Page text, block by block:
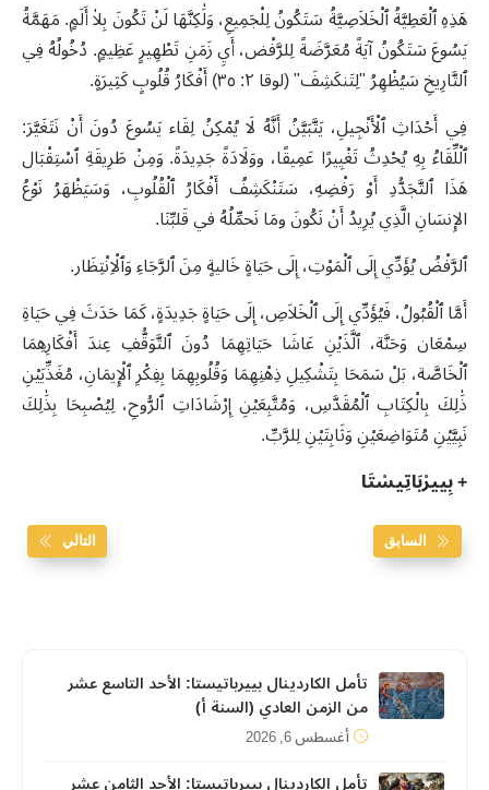
هَذِهِ ٱلْعَطِيَّةُ ٱلْخَلاَصِيَّةُ سَتَكُونُ لِلْجَمِيعِ، وَلَٰكِنَّهَا لَنْ تَكُونَ بِلاٰ أَلَمٍ. مَهَمَّةُ
يَسُوعَ سَتَكُونُ آيَةً مُعَرَّضَةً لِلرَّفْض، أَيِ زَمَنِ تَطْهِيرٍ عَظِيمٍ. دُخُولُهُ فِي
ٱلتَّارِيخِ سَيُظْهِرُ "لِتَنكَشِفَ" (لوقا ٢: ٣٥) أَفْكَارُ قُلُوبٍ كَثِيرَةٍ.
فِي أَحْدَاثِ ٱلْأَنْجِيلِ، يَتَّبَيَّنُ أَنَّهُ لَا يُمْكِنُ لِقَاء يَسُوعَ دُونَ أَنْ نَتَغَيَّرَ:
ٱلْلِّقَاءُ بِهِ يُحْدِثُ تَغْيِيرًا عَمِيقًا، ووَلَادَةً جَدِيدَةً. وَمِنْ طَرِيقَةِ ٱسْتِقْبَال
هَذَا ٱلتَّجَدُّدِ أَوْ رَفْضِهِ، سَتَنْكَشِفُ أَفْكَارُ ٱلْقُلُوبِ، وَسَيَظْهَرُ نَوْعُ
الإِنسَانِ الَّذِي يُرِيدُ أَنْ نَكُونَ ومَا نَحمِّلُهُ في قَلبِّنَا.
ٱلرَّفْضُ يُؤَدِّي إِلَى ٱلْمَوْتِ، إِلَى حَيَاةٍ خَاليةٍ مِنَ ٱلرَّجَاءِ وَٱلْاِنْتِظَار.
أَمَّا ٱلْقُبُولُ، فَيُؤَدِّي إِلَى ٱلْخَلاَصِ، إِلَى حَيَاةٍ جَدِيدَةٍ، كَمَا حَدَثَ فِي حَيَاةِ
سِمْعَان وَحَنَّة، ٱلَّذَيْنِ عَاشَا حَيَاتِهِمَا دُونَ ٱلتَّوَقُّفِ عِندَ أَفْكَارِهِمَا
ٱلْخَاصَّة، بَلْ سَمَحَا بِتَشْكِيلِ ذِهْنِهِمَا وَقُلُوبِهِمَا بِفِكْرِ ٱلْإِيمَانِ، مُغَذِّيَيْنِ
ذَٰلِكَ بِالْكِتَابِ ٱلْمُقَدَّسِ، وَمُتَّبِعَيْنِ إِرْشَادَاتِ ٱلرُّوحِ، لِيُصْبِحَا بِذَٰلِكَ
نَبِيَّيْنِ مُتَوَاضِعَيْنِ وَثَابِتَيْنِ لِلرَّبِّ.
+ بِييرْبَاتِيسْتَا
السابق التالي
تأمل الكاردينال بييرباتيستا: الأحد التاسع عشر
من الزمن العادي (السنة أ)
أغسطس 6, 2026